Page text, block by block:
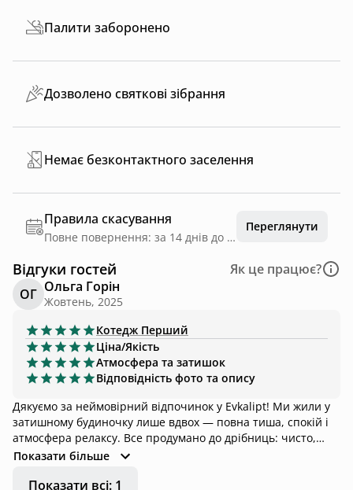
Палити заборонено
Дозволено святкові зібрання
Немає безконтактного заселення
Правила скасування
Повне повернення: за 14 днів до дати заїзду
Переглянути
Відгуки гостей
Як це працює?
ОГ Ольга Горін
Жовтень, 2025
Котедж Перший
Ціна/Якість
Атмосфера та затишок
Відповідність фото та опису
Дякуємо за неймовірний відпочинок у Evkalipt! Ми жили у
затишному будиночку лише вдвох — повна тиша, спокій і
атмосфера релаксу. Все продумано до дрібниць: чисто,
комфортно, гарний інтер’єр і приємна енергетика На
справжнє задоволення після довгої поїздки! А ввечері
Показати більше
Показати всі: 1